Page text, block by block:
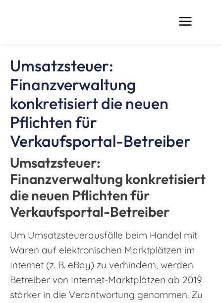
Umsatzsteuer:
Finanzverwaltung
konkretisiert die neuen
Pflichten für
Verkaufsportal-Betreiber
Umsatzsteuer:
Finanzverwaltung konkretisiert
die neuen Pflichten für
Verkaufsportal-Betreiber
Um Umsatzsteuerausfälle beim Handel mit
Waren auf elektronischen Marktplätzen im
Internet (z. B. eBay) zu verhindern, werden
Betreiber von Internet-Marktplätzen ab 2019
stärker in die Verantwortung genommen. Zu